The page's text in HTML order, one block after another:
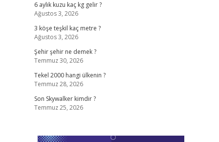
6 aylık kuzu kaç kg gelir ?
Ağustos 3, 2026
3 köşe teşkil kaç metre ?
Ağustos 3, 2026
Şehir şehir ne demek ?
Temmuz 30, 2026
Tekel 2000 hangi ülkenin ?
Temmuz 28, 2026
Son Skywalker kimdir ?
Temmuz 25, 2026